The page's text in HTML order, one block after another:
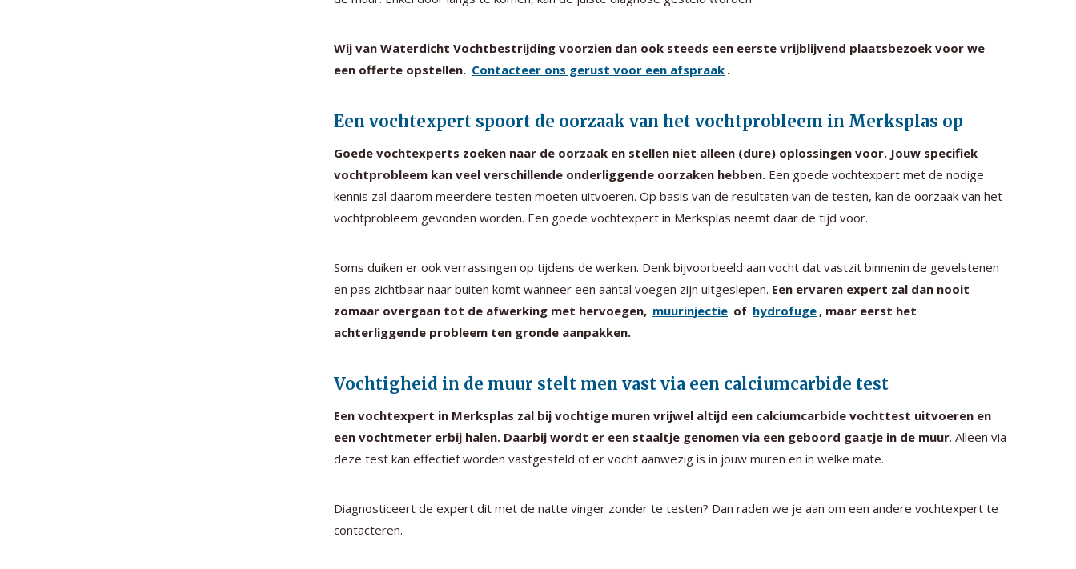
Wij van Waterdicht Vochtbestrijding voorzien dan ook steeds een eerste vrijblijvend plaatsbezoek voor we
een offerte opstellen. Contacteer ons gerust voor een afspraak .
Een vochtexpert spoort de oorzaak van het vochtprobleem in Merksplas op
Goede vochtexperts zoeken naar de oorzaak en stellen niet alleen (dure) oplossingen voor. Jouw specifiek
vochtprobleem kan veel verschillende onderliggende oorzaken hebben. Een goede vochtexpert met de nodige
kennis zal daarom meerdere testen moeten uitvoeren. Op basis van de resultaten van de testen, kan de oorzaak van het
vochtprobleem gevonden worden. Een goede vochtexpert in Merksplas neemt daar de tijd voor.
Soms duiken er ook verrassingen op tijdens de werken. Denk bijvoorbeeld aan vocht dat vastzit binnenin de gevelstenen
en pas zichtbaar naar buiten komt wanneer een aantal voegen zijn uitgeslepen. Een ervaren expert zal dan nooit
zomaar overgaan tot de afwerking met hervoegen, muurinjectie of hydrofuge , maar eerst het
achterliggende probleem ten gronde aanpakken.
Vochtigheid in de muur stelt men vast via een calciumcarbide test
Een vochtexpert in Merksplas zal bij vochtige muren vrijwel altijd een calciumcarbide vochttest uitvoeren en
een vochtmeter erbij halen. Daarbij wordt er een staaltje genomen via een geboord gaatje in de muur. Alleen via
deze test kan effectief worden vastgesteld of er vocht aanwezig is in jouw muren en in welke mate.
Diagnosticeert de expert dit met de natte vinger zonder te testen? Dan raden we je aan om een andere vochtexpert te
contacteren.